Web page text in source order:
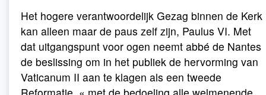
Het hogere verantwoordelijk Gezag binnen de Kerk
kan alleen maar de paus zelf zijn, Paulus VI. Met
dat uitgangspunt voor ogen neemt abbé de Nantes
de beslissing om in het publiek de hervorming van
Vaticanum II aan te klagen als een tweede